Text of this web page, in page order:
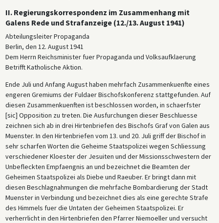
II. Regierungskorrespondenz im Zusammenhang mit
Galens Rede und Strafanzeige (12./13. August 1941)
Abteilungsleiter Propaganda
Berlin, den 12. August 1941
Dem Herrn Reichsminister fuer Propaganda und Volksaufklaerung
Betrifft Katholische Aktion.
Ende Juli und Anfang August haben mehrfach Zusammenkuenfte eines
engeren Gremiums der Fuldaer Bischofskonferenz stattgefunden. Auf
diesen Zusammenkuenften ist beschlossen worden, in schaerfster
[sic] Opposition zu treten. Die Ausfurchungen dieser Beschluesse
zeichnen sich ab in drei Hirtenbriefen des Bischofs Graf von Galen aus
Muenster. In den Hirtenbriefen vom 13. und 20. Juli griff der Bischof in
sehr scharfen Worten die Geheime Staatspolizei wegen Schliessung
verschiedener Kloester der Jesuiten und der Missionsschwestern der
Unbefleckten Empfaengnis an und bezeichnet die Beamten der
Geheimen Staatspolizei als Diebe und Raeuber. Er bringt dann mit
diesen Beschlagnahmungen die mehrfache Bombardierung der Stadt
Muenster in Verbindung und bezeichnet dies als eine gerechte Strafe
des Himmels fuer die Untaten der Geheimen Staatspolizei. Er
verherrlicht in den Hirtenbriefen den Pfarrer Niemoeller und versucht